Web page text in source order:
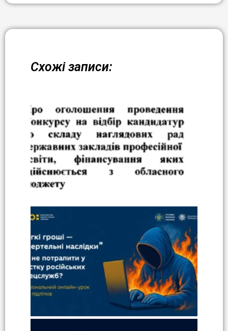
Схожі записи: